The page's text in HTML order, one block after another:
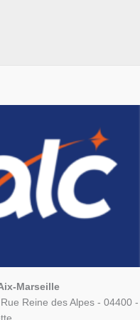
Marseille
Reine des Alpes - 04400 -